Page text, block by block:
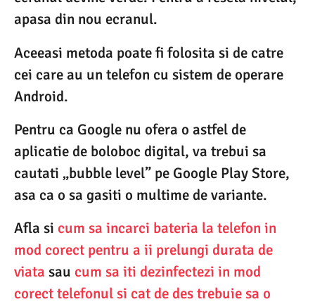
apasa din nou ecranul.
Aceeasi metoda poate fi folosita si de catre
cei care au un telefon cu sistem de operare
Android.
Pentru ca Google nu ofera o astfel de
aplicatie de boloboc digital, va trebui sa
cautati „bubble level” pe Google Play Store,
asa ca o sa gasiti o multime de variante.
Afla si cum sa incarci bateria la telefon in
mod corect pentru a ii prelungi durata de
viata sau cum sa iti dezinfectezi in mod
corect telefonul si cat de des trebuie sa o